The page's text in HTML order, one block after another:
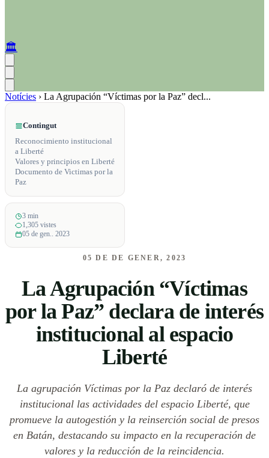
🏛️
Notícies › La Agrupación “Víctimas por la Paz” decl...
Contingut
Reconocimiento institucional
a Liberté
Valores y principios en Liberté
Documento de Victimas por la
Paz
3 min
1,305 vistes
05 de gen.. 2023
05 DE DE GENER, 2023
La Agrupación “Víctimas
por la Paz” declara de interés
institucional al espacio
Liberté
La agrupación Víctimas por la Paz declaró de interés
institucional las actividades del espacio Liberté, que
promueve la autogestión y la reinserción social de presos
en Batán, destacando su impacto en la recuperación de
valores y la reducción de la reincidencia.